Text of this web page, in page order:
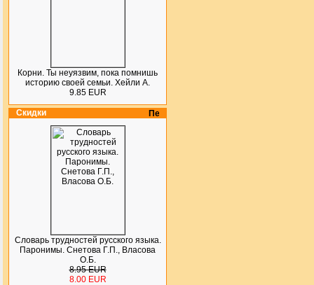
Корни. Ты неуязвим, пока помнишь
историю своей семьи. Хейли А.
9.85 EUR
Скидки
Словарь трудностей русского языка.
Паронимы. Снетова Г.П., Власова
О.Б.
8.95 EUR
8.00 EUR